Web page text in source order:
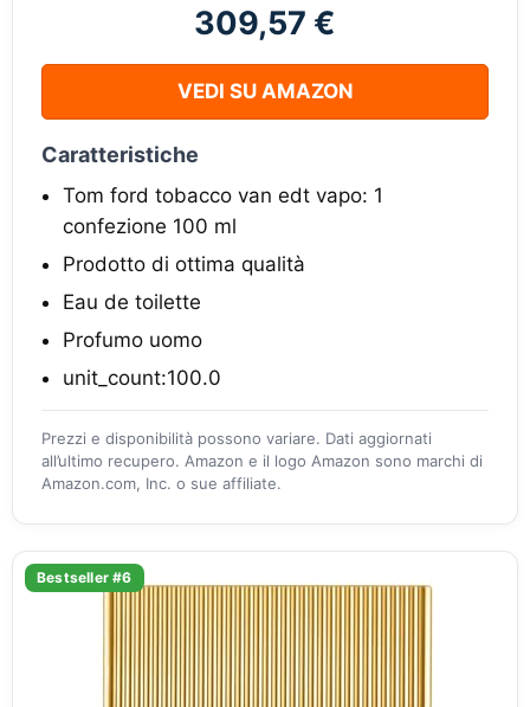
309,57 €
VEDI SU AMAZON
Caratteristiche
Tom ford tobacco van edt vapo: 1
confezione 100 ml
Prodotto di ottima qualità
Eau de toilette
Profumo uomo
unit_count:100.0
Prezzi e disponibilità possono variare. Dati aggiornati
all’ultimo recupero. Amazon e il logo Amazon sono marchi di
Amazon.com, Inc. o sue affiliate.
Bestseller #6